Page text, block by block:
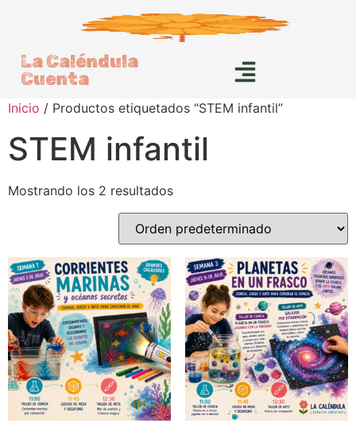
La Caléndula
Cuenta
Inicio / Productos etiquetados “STEM infantil”
STEM infantil
Mostrando los 2 resultados